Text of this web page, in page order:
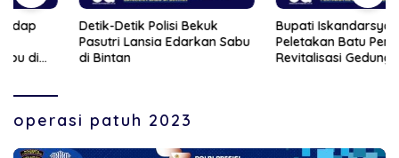
Detik-Detik Polisi Bekuk
Pasutri Lansia Edarkan Sabu
di Bintan
Bupati Iskandarsyah Hadiri
Peletakan Batu Pertama
Revitalisasi Gedung BPS
operasi patuh 2023